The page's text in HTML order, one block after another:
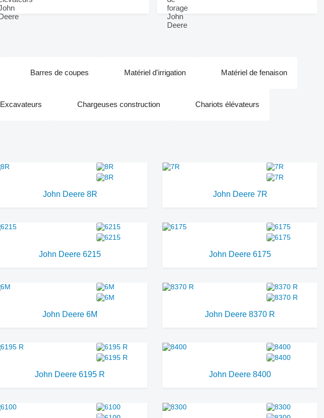
Barres de coupes Matériel d'irrigation Matériel de fenaison
Excavateurs Chargeuses construction Chariots élévateurs
John Deere 8R John Deere 7R
John Deere 6215 John Deere 6175
John Deere 6M John Deere 8370 R
John Deere 6195 R John Deere 8400